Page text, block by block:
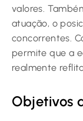
valores.
atuação, o
concorrentes.
permite que a
realmente
Objetivos